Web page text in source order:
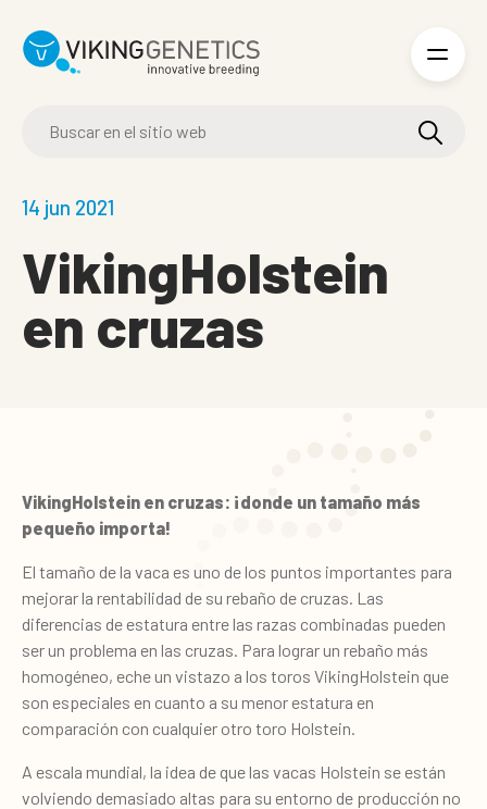
14 jun 2021
VikingHolstein
en cruzas
VikingHolstein en cruzas: ¡donde un tamaño más
pequeño importa!
El tamaño de la vaca es uno de los puntos importantes para
mejorar la rentabilidad de su rebaño de cruzas. Las
diferencias de estatura entre las razas combinadas pueden
ser un problema en las cruzas. Para lograr un rebaño más
homogéneo, eche un vistazo a los toros VikingHolstein que
son especiales en cuanto a su menor estatura en
comparación con cualquier otro toro Holstein.
A escala mundial, la idea de que las vacas Holstein se están
volviendo demasiado altas para su entorno de producción no